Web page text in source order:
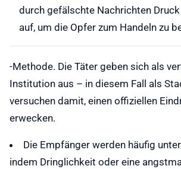
durch gefälschte Nachrichten
auf, um die Opfer zum Handeln zu
-Methode. Die Täter geben sich als
Institution aus – in diesem Fall als
versuchen damit, einen offiziellen
erwecken.
Die Empfänger werden häufig
indem Dringlichkeit oder eine